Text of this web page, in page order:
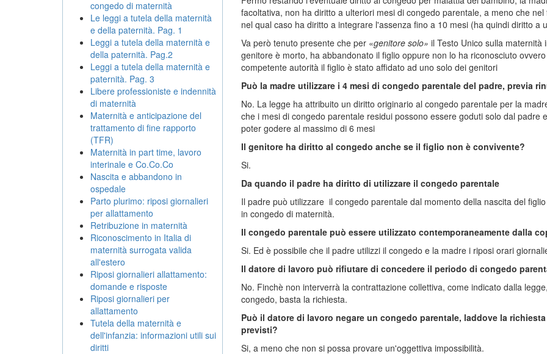
facoltativa, non ha diritto a ulteriori mesi di congedo parentale, a meno che
nel qual caso ha diritto a integrare l'assenza fino a 10 mesi (ha quindi diritto a
Va però tenuto presente che per «genitore solo» il Testo Unico sulla
genitore è morto, ha abbandonato il figlio oppure non lo ha riconosciuto
competente autorità il figlio è stato affidato ad uno solo dei genitori
Può la madre utilizzare i 4 mesi di congedo parentale del padre, previa
No. La legge ha attribuito un diritto originario al congedo parentale per la
che i mesi di congedo parentale residui possono essere goduti solo dal padre
poter godere al massimo di 6 mesi
Il genitore ha diritto al congedo anche se il figlio non è convivente?
Si.
Da quando il padre ha diritto di utilizzare il congedo parentale
Il padre può utilizzare il congedo parentale dal momento della nascita del
in congedo di maternità.
Il congedo parentale può essere utilizzato contemporaneamente dalla
Si. Ed è possibile che il padre utilizzi il congedo e la madre i riposi orari
Il datore di lavoro può rifiutare di concedere il periodo di congedo
No. Finchè non interverrà la contrattazione collettiva, come indicato dalla
congedo, basta la richiesta.
Può il datore di lavoro negare un congedo parentale, laddove la
previsti?
Si, a meno che non si possa provare un'oggettiva impossibilità.
congedo di maternità
Le leggi a tutela della maternità
e della paternità. Pag. 1
Leggi a tutela della maternità e
della paternità. Pag.2
Leggi a tutela della maternità e
paternità. Pag. 3
Libere professioniste e indennità
di maternità
Maternità e anticipazione del
trattamento di fine rapporto
(TFR)
Maternità in part time, lavoro
interinale e Co.Co.Co
Nascita e abbandono in
ospedale
Parto plurimo: riposi giornalieri
per allattamento
Retribuzione in maternità
Riconoscimento in Italia di
maternità surrogata valida
all'estero
Riposi giornalieri allattamento:
domande e risposte
Riposi giornalieri per
allattamento
Tutela della maternità e
dell'infanzia: informazioni utili sui
diritti